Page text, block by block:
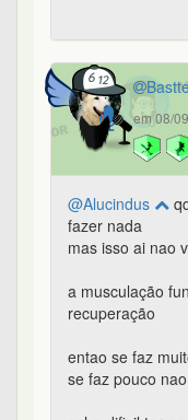
em 08/
@Alucindus
fazer nada
mas isso ai nao
a musculação
recuperação
entao se faz
se faz pouco